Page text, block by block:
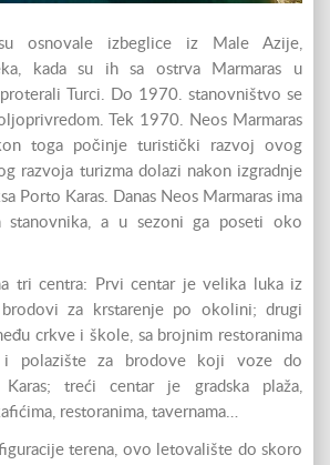
osnovale izbeglice iz Male Azije,
kada su ih sa ostrva Marmaras u
Turci. Do 1970. stanovništvo se
Tek 1970. Neos Marmaras
toga počinje turistički razvoj ovog
razvoja turizma dolazi nakon izgradnje
Porto Karas. Danas Neos Marmaras ima
a u sezoni ga poseti oko
tri centra: Prvi centar je velika luka iz
za krstarenje po okolini; drugi
crkve i škole, sa brojnim restoranima
i polazište za brodove koji voze do
Karas; treći centar je gradska plaža,
restoranima, tavernama…
terena, ovo letovalište do skoro